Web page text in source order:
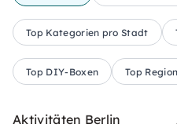
Top Kategorien pro Stadt
Top DIY-Boxen Top
Aktivitäten Berlin